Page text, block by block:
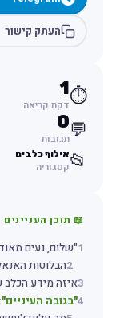
העתק קישור
⏱️
1
דקת קריאה
💬
0
תגובות
📂אילוף כלבים
קטגוריה
📖 תוכן העניינים
"שלום, נעים
2הבלוטות
איזה מידע הכלב
"בגובה